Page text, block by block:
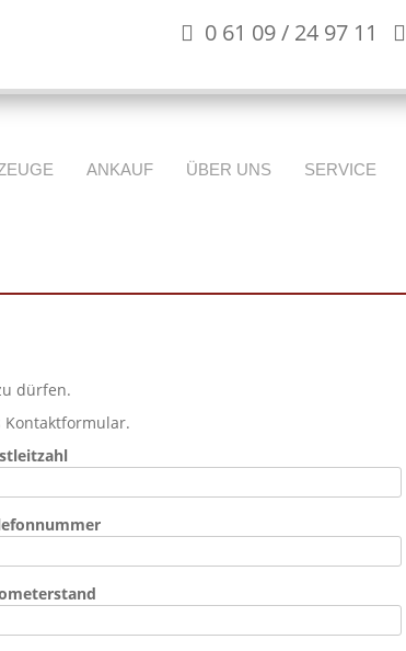
0 61 09 / 24 97 11
ANKAUF ÜBER UNS SERVICE
dürfen.
Kontaktformular.